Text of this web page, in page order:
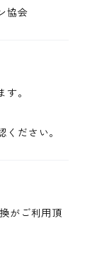
協会
。
ださい。
がご利用頂